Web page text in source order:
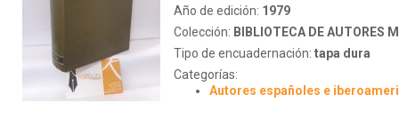
Año de edición: 1979
Colección: BIBLIOTECA DE AUTORES
Tipo de encuadernación: tapa dura
Categorías:
Autores españoles e